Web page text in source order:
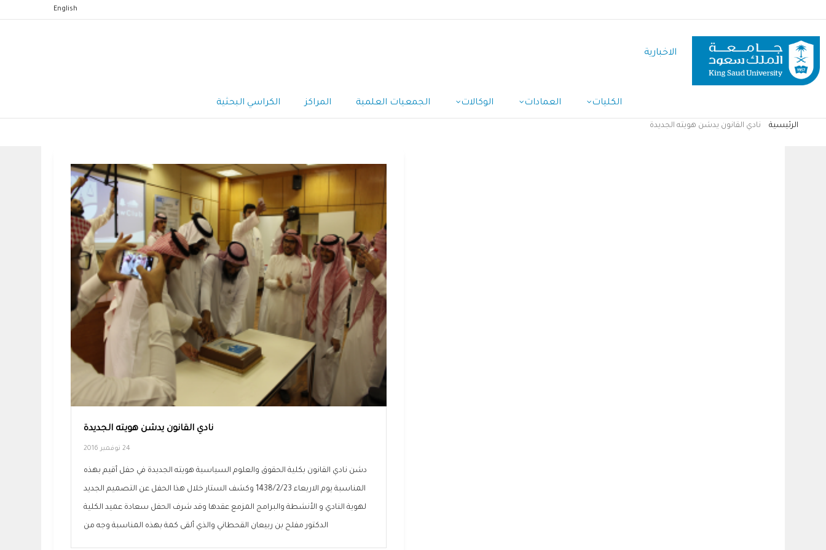
المحتوى
الرئيسي
English
الاخبارية
الكليات العمادات الوكالات الجمعيات العلمية المراكز الكراسي البحثية
الرئيسية نادي القانون يدشن هويته الجديدة
نادي القانون يدشن هويته الجديدة
24 نوفمبر 2016
دشن نادي القانون بكلية الحقوق والعلوم السياسية هويته الجديدة في حفل أقيم بهذه
المناسبة يوم الاربعاء 1438/2/23 وكشف الستار خلال هذا الحفل عن التصميم الجديد
لهوية النادي و الأنشطة والبرامج المزمع عقدها وقد شرف الحفل سعادة عميد الكلية
الدكتور مفلح بن ربيعان القحطاني والذي ألقى كمة بهذه المناسبة وجه من